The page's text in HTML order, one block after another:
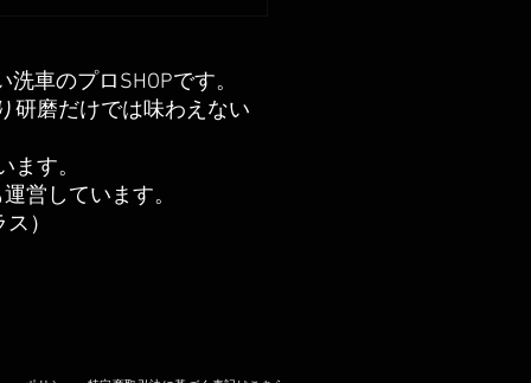
車のプロSHOPです。
研磨だけでは味わえない
す。
営しています。
）